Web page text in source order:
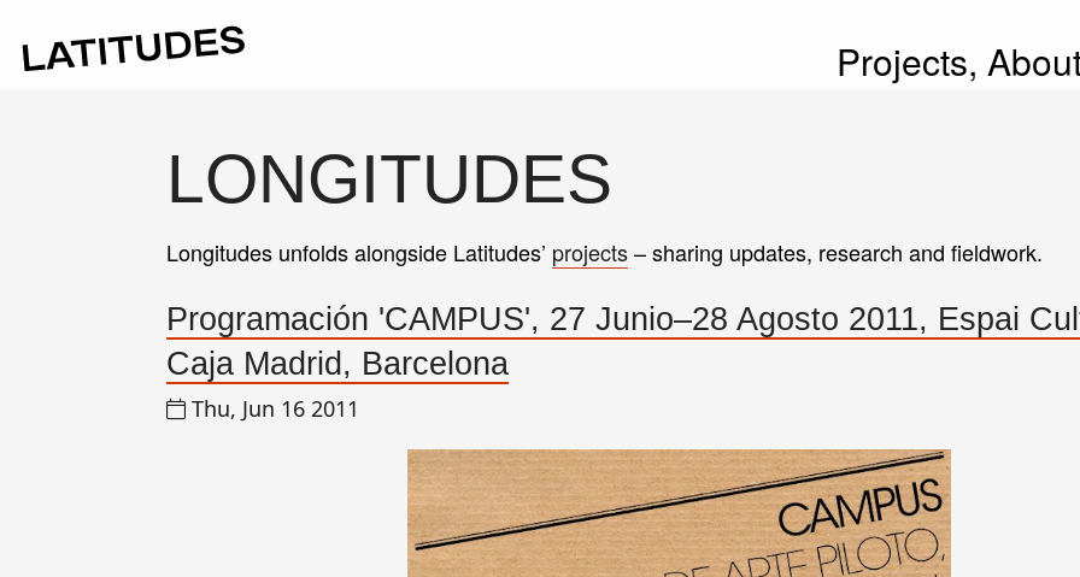
Projects,
LONGITUDES
Longitudes unfolds alongside Latitudes’ projects– sharing updates, research and fieldwork.
Programación 'CAMPUS', 27 Junio–28 Agosto 2011, Espai
Caja Madrid, Barcelona
Thu, Jun 16 2011